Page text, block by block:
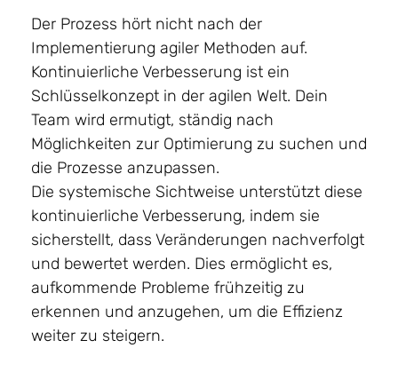
Der Prozess hört nicht nach der
Implementierung agiler Methoden auf.
Kontinuierliche Verbesserung ist ein
Schlüsselkonzept in der agilen Welt. Dein
Team wird ermutigt, ständig nach
Möglichkeiten zur Optimierung zu suchen und
die Prozesse anzupassen.
Die systemische Sichtweise unterstützt diese
kontinuierliche Verbesserung, indem sie
sicherstellt, dass Veränderungen nachverfolgt
und bewertet werden. Dies ermöglicht es,
aufkommende Probleme frühzeitig zu
erkennen und anzugehen, um die Effizienz
weiter zu steigern.